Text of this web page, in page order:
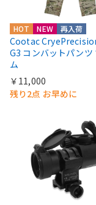
HOT NEW 再入荷
Cootac
G3 コンバットパンツ
ム
￥11,000
残り2点 お早めに